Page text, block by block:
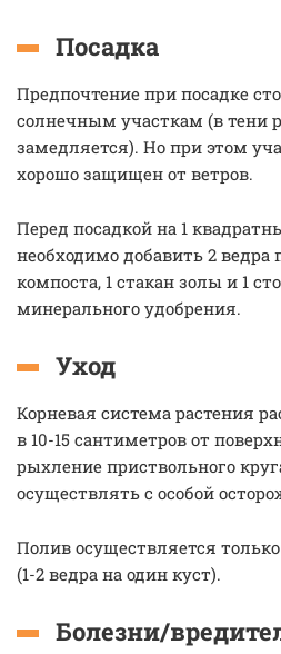
Посадка
Предпочтение при посадке
солнечным участкам (в тени
замедляется). Но при этом
хорошо защищен от ветров.
Перед посадкой на 1
необходимо добавить 2 ведра
компоста, 1 стакан золы и 1
минерального удобрения.
Уход
Корневая система растения
в 10-15 сантиметров от
рыхление приствольного
осуществлять с особой
Полив осуществляется
(1-2 ведра на один куст).
Болезни/